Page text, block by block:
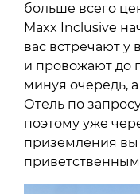
больше всего
Maxx Inclusive
вас встречают у
и провожают до
минуя очередь,
Отель по
поэтому уже
приземления вы